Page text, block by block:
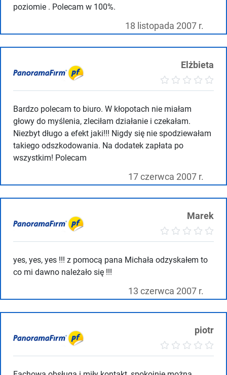
poziomie . Polecam w 100%.
18 listopada 2007 r.
Elżbieta
Bardzo polecam to biuro. W kłopotach nie miałam
głowy do myślenia, zleciłam działanie i czekałam.
Niezbyt długo a efekt jaki!!! Nigdy się nie spodziewałam
takiego odszkodowania. Na dodatek zapłata po
wszystkim! Polecam
17 czerwca 2007 r.
Marek
yes, yes, yes !!! z pomocą pana Michała odzyskałem to
co mi dawno należało się !!!
13 czerwca 2007 r.
piotr